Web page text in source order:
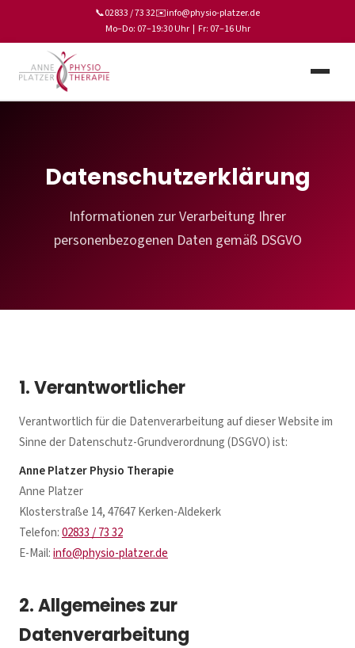
📞02833 / 73 32✉️info@physio-platzer.de
Mo–Do: 07–19:30 Uhr | Fr: 07–16 Uhr
Datenschutzerklärung
Informationen zur Verarbeitung Ihrer
personenbezogenen Daten gemäß DSGVO
1. Verantwortlicher
Verantwortlich für die Datenverarbeitung auf dieser Website im
Sinne der Datenschutz-Grundverordnung (DSGVO) ist:
Anne Platzer Physio Therapie
Anne Platzer
Klosterstraße 14, 47647 Kerken-Aldekerk
Telefon:02833 / 73 32
E-Mail:info@physio-platzer.de
2. Allgemeines zur
Datenverarbeitung